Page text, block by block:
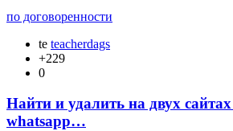
по договоренности
te teacherdags
+229
0
Найти и удалить на двух
whatsapp…